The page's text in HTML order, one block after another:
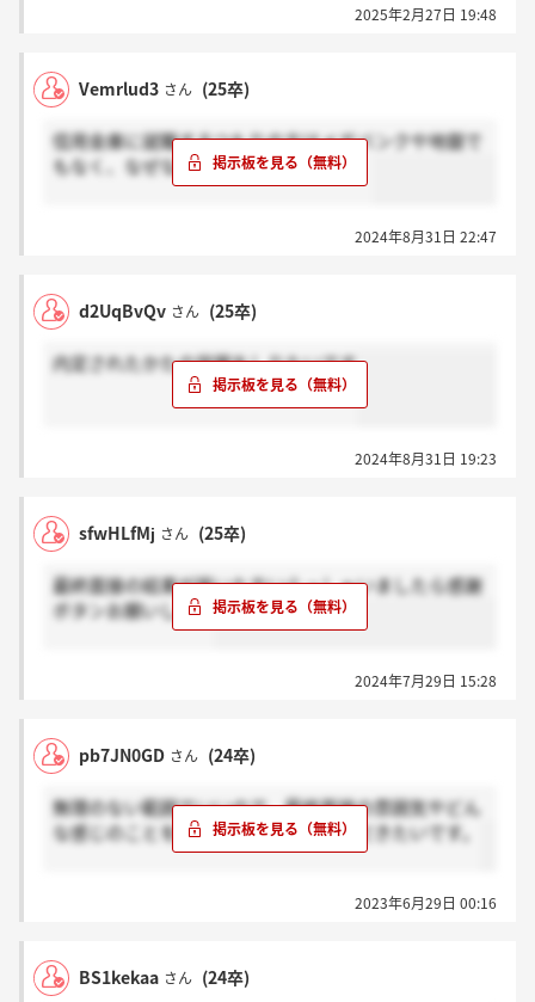
2025年2月27日 19:48
Vemrlud3 さん (25卒)
信用金庫に就職するつもりの方はメガバンクや地銀で
もなく、なぜなのか教えてほしいです。
2024年8月31日 22:47
d2UqBvQv さん (25卒)
内定されたかたの学歴をしりたいです
2024年8月31日 19:23
sfwHLfMj さん (25卒)
最終面接の結果が届いた方いらっしゃいましたら感謝
ボタンお願いします
2024年7月29日 15:28
pb7JN0GD さん (24卒)
無理のない範囲でいいので、最終面接の雰囲気やどん
な感じのことを聞かれたか教えていただきたいです。
2023年6月29日 00:16
BS1kekaa さん (24卒)